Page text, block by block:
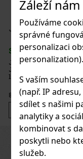
Záleží
Používáme
správné
personalizaci
personalization).
S vaším
(např. IP
sdílet s našimi
analytiky a
kombinovat s
poskytli nebo
služeb.
Joya de
SKLADEM(> 5 ks)
Joya de Nicaragua Line
JOYA Silver Robusto
1x JOYA Cabinetta
868Kč bez DPH